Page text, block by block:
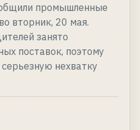
промышленные
вторник, 20 мая.
занято
поставок, поэтому
нехватку